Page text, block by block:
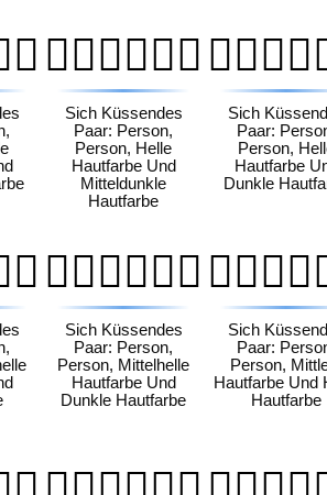
🧑🏻‍❤️‍💋‍🧑🏾
Sich Küssendes
Paar: Person,
Person, Helle
Hautfarbe Und
Mitteldunkle
Hautfarbe
Sich
Paar:
Person,
Hautfarbe
Dunkle
🧑🏼‍❤️‍💋‍🧑🏿
Sich Küssendes
Paar: Person,
Person, Mittelhelle
Hautfarbe Und
Dunkle Hautfarbe
Sich
Paar:
Person,
Hautfarbe Und
Hautfarbe